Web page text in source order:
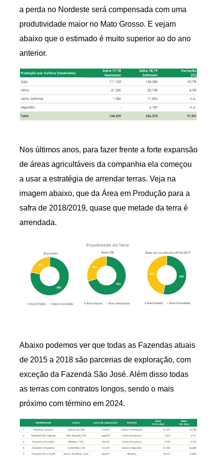
a perda no Nordeste será compensada com uma
produtividade maior no Mato Grosso. E vejam
abaixo que o estimado é muito superior ao do ano
anterior.
Nos últimos anos, para fazer frente a forte expansão
de áreas agricultáveis da companhia ela começou
a usar a estratégia de arrendar terras. Veja na
imagem abaixo, que da Área em Produção para a
safra de 2018/2019, quase que metade da terra é
arrendada.
Abaixo podemos ver que todas as Fazendas atuais
de 2015 a 2018 são parcerias de exploração, com
exceção da Fazenda São José. Além disso todas
as terras com contratos longos, sendo o mais
próximo com término em 2024.